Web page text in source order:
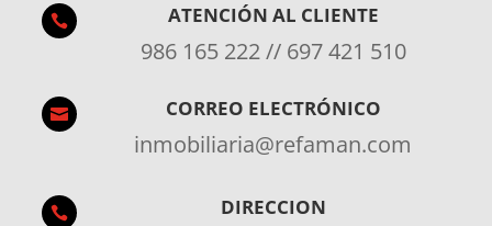
 ATENCIÓN AL CLIENTE
986 165 222 // 697 421 510
 CORREO ELECTRÓNICO
inmobiliaria@refaman.com
 DIRECCION